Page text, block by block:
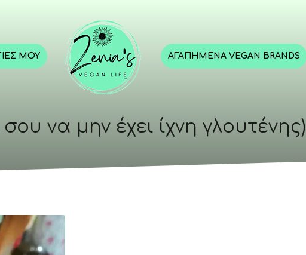
ΜΟΥ ΑΓΑΠΗΜΈΝΑ VEGAN BRANDS
να μην έχει ίχνη γλουτένης)